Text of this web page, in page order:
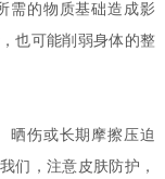
需的物质基础造成影
也可能削弱身体的整
伤或长期摩擦压迫
们，注意皮肤防护，